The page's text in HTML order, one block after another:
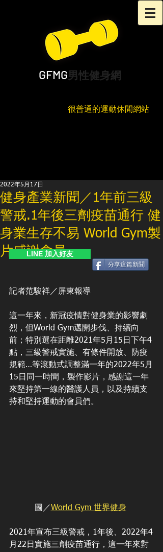
GFMG男性健身網
很普通的運動休閒網站
健身產業新聞／1年前三級
警戒.1年後三劑疫苗通行 健
身業生存不易 World Gym製
片感謝會員
2022年5月17日
記者范駿祥／屏東報導
這一年來，新冠疫情對健身業的影響劇
烈，但World Gym邁開步伐、持續向
前；特別選在距離2021年5月15日下午4
點，三級警戒實施、有條件開放、防疫
規範…等滾動式調整滿一年的2022年5月
15日同一時間，製作影片，感謝這一年
來堅持第一線的醫護人員，以及持續支
持和堅持運動的會員們。
圖／World Gym 世界健身
2021年宣布三級警戒，1年後、2022年4
月22日實施三劑疫苗通行，這一年來對
分享這篇新聞
LINE 加入好友